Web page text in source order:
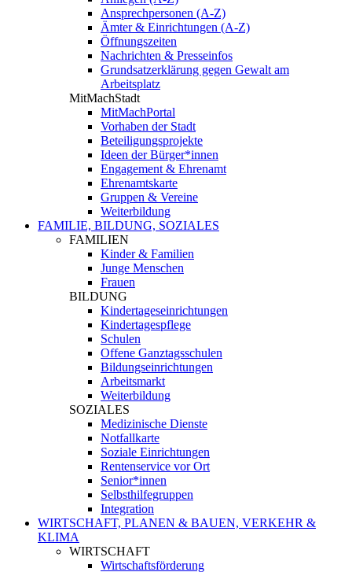
Ansprechpersonen (A-Z)
Ämter & Einrichtungen (A-Z)
Öffnungszeiten
Nachrichten & Presseinfos
Grundsatzerklärung gegen Gewalt am
Arbeitsplatz
MitMachStadt
MitMachPortal
Vorhaben der Stadt
Beteiligungsprojekte
Ideen der Bürger*innen
Engagement & Ehrenamt
Ehrenamtskarte
Gruppen & Vereine
Weiterbildung
FAMILIE, BILDUNG, SOZIALES
FAMILIEN
Kinder & Familien
Junge Menschen
Frauen
BILDUNG
Kindertageseinrichtungen
Kindertagespflege
Schulen
Offene Ganztagsschulen
Bildungseinrichtungen
Arbeitsmarkt
Weiterbildung
SOZIALES
Medizinische Dienste
Notfallkarte
Soziale Einrichtungen
Rentenservice vor Ort
Senior*innen
Selbsthilfegruppen
Integration
WIRTSCHAFT, PLANEN & BAUEN, VERKEHR &
KLIMA
WIRTSCHAFT
Wirtschaftsförderung